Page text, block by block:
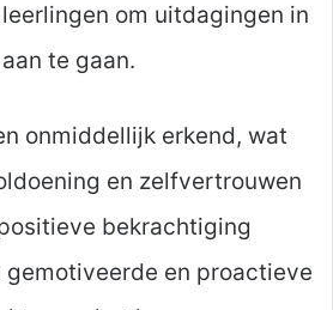
om uitdagingen in
te gaan.
onmiddellijk erkend, wat
en zelfvertrouwen
bekrachtiging
en proactieve